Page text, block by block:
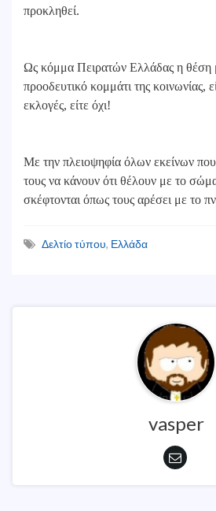
προκληθεί.
Ως κόμμα Πειρατών Ελλάδας η θέση
προοδευτικό κομμάτι της κοινωνίας,
εκλογές, είτε όχι!
Με την πλειοψηφία όλων εκείνων
τους να κάνουν ότι θέλουν με το
σκέφτονται όπως τους αρέσει με το
Δελτίο τύπου, Ελλάδα
vasper